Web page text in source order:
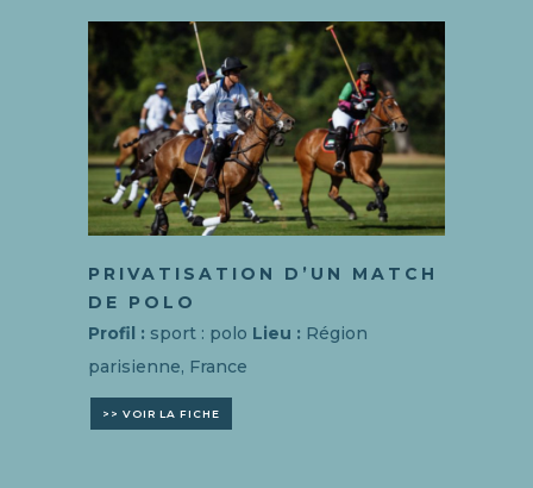
PRIVATISATION D’UN MATCH
DE POLO
Profil : sport : polo Lieu : Région
parisienne, France
>> VOIR LA FICHE